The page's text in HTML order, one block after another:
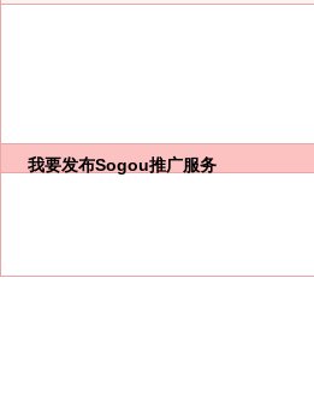
我要发布Sogou推广服务